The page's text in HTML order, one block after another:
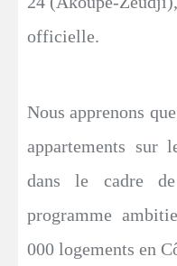
officielle.
Nous apprenons
appartements sur
dans le cadre
programme
000 logements en